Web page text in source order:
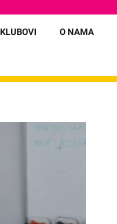
KLUBOVI O NAMA